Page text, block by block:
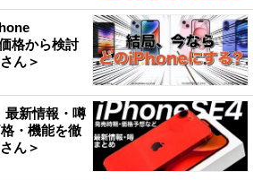
格から検討
ん＞
最新情報・噂
・機能を徹
ん＞